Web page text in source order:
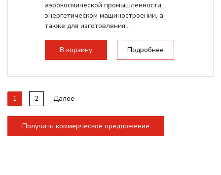
аэрокосмической промышленности,
энергетическом машиностроении, а
также для изготовления...
В корзину Подробнее
1 2 Далее
Получить коммерческое предложение